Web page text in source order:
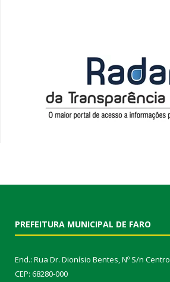
PREFEITURA MUNICIPAL DE FARO
End.: Rua Dr. Dionísio Bentes, Nº S/n Centro
CEP: 68280-000